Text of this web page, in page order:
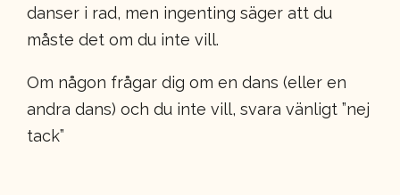
danser i rad, men ingenting säger att du
måste det om du inte vill.
Om någon frågar dig om en dans (eller en
andra dans) och du inte vill, svara vänligt ”nej
tack”